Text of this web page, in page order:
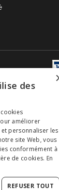
Vini S.p.A.
Lodi
des
améliorer
personnaliser les
site Web, vous
conformément à
de cookies. En
REFUSER TOUT